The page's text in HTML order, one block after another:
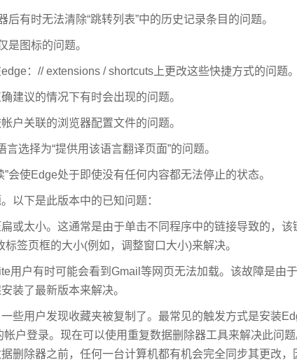
有时无法清除“跳转列表”中的历史记录条目的问题。
是图标的问题。
：// extensions / shortcuts上更改这些快捷方式的问题。
建议的情况下有时会出现的问题。
户关联的浏览器配置文件的问题。
选择为“提供用该语言翻译页面”的问题。
会使Edge处于即使没有任何内容都无法停止的状态。
以下是此版本中的已知问题：
或太小。这通常是由于单击不同程序中的链接导致的，该
签页框的大小(例如，调整窗口大小)来解决。
用户有时可能会看到Gmail等网页无法加载。该故障是由
装了最新版本来解决。
些用户发现收藏夹被复制了。最常见的触发方式是安装
户登录。现在可以使用重复数据删除器工具来解决此问题
删除器之前，任何一台计算机都有机会完全同步其更改，